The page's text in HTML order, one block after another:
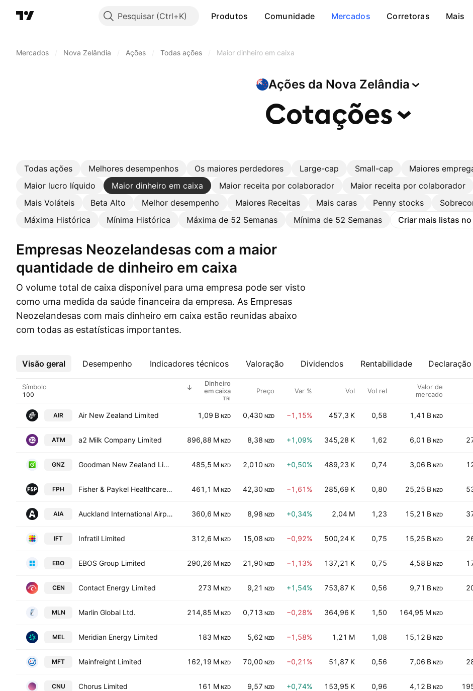
Pesquisar Produtos Comunidade Mercados Corretoras Mais
Mercados Nova Zelândia Ações Todas ações Maior dinheiro em caixa
Ações da Nova Zelândia
Cotações
Todas ações Melhores desempenhos Os maiores perdedores Large-cap Small-cap Maiores
Maior lucro líquido
Maior dinheiro em caixa Maior receita por colaborador Maior receita por colaborador
Mais Voláteis
Beta Alto Melhor desempenho Maiores Receitas Mais caras Penny stocks
Máxima Histórica
Mínima Histórica Máxima de 52 Semanas Mínima de 52 Semanas Criar mais listas
Empresas Neozelandesas com a maior
quantidade de dinheiro em caixa
O volume total de caixa disponível para uma empresa pode ser visto
como uma medida da saúde financeira da empresa. As Empresas
Neozelandesas com mais dinheiro em caixa estão reunidas abaixo
com todas as estatísticas importantes.
Visão geral Desempenho Indicadores técnicos Valoração Dividendos Rentabilidade
Mais
Símbolo
Dinheiro
em caixa
TRI
Preço Var % Vol Vol rel
Valor de
mercado
AIR Air New Zealand Limited 1,09 B NZD 0,430 NZD −1,15% 457,3 K 0,58 1,41 B NZD
ATM a2 Milk Company Limited 896,88 M NZD 8,38 NZD +1,09% 345,28 K 1,62 6,01 B NZD
GNZ Goodman New Zealand Limited & Goodman Property Services Limited Units 485,5 M NZD 2,010 NZD +0,50% 489,23 K 0,74 3,06 B NZD
FPH Fisher & Paykel Healthcare Corporation Limited 461,1 M NZD 42,30 NZD −1,61% 285,69 K 0,80 25,25 B NZD
AIA Auckland International Airport Limited 360,6 M NZD 8,98 NZD +0,34% 2,04 M 1,23 15,21 B NZD
IFT Infratil Limited 312,6 M NZD 15,08 NZD −0,92% 500,24 K 0,75 15,25 B NZD
EBO EBOS Group Limited 290,26 M NZD 21,90 NZD −1,13% 137,21 K 0,75 4,58 B NZD
CEN Contact Energy Limited 273 M NZD 9,21 NZD +1,54% 753,87 K 0,56 9,71 B NZD
MLN Marlin Global Ltd. 214,85 M NZD 0,713 NZD −0,28% 364,96 K 1,50 164,95 M NZD
MEL Meridian Energy Limited 183 M NZD 5,62 NZD −1,58% 1,21 M 1,08 15,12 B NZD
MFT Mainfreight Limited 162,19 M NZD 70,00 NZD −0,21% 51,87 K 0,56 7,06 B NZD
CNU Chorus Limited 161 M NZD 9,57 NZD +0,74% 153,95 K 0,96 4,12 B NZD